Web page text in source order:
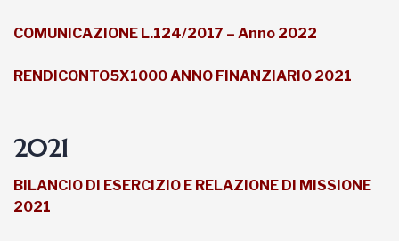
COMUNICAZIONE L.124/2017 – Anno 2022
RENDICONTO5X1000 ANNO FINANZIARIO 2021
2021
BILANCIO DI ESERCIZIO E RELAZIONE DI MISSIONE
2021